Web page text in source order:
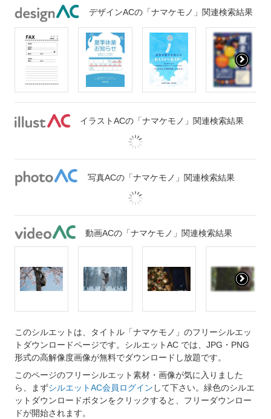
デザインACの「ナマケモノ」関連検索結果
イラストACの「ナマケモノ」関連検索結果
写真ACの「ナマケモノ」関連検索結果
動画ACの「ナマケモノ」関連検索結果
このシルエットは、タイトル「ナマケモノ」のフリーシルエッ
トダウンロードページです。シルエットAC では、JPG・PNG
形式の高解像度画像が無料でダウンロードし放題です。
このページのフリーシルエット素材・画像が気に入りました
ら、まずシルエットAC会員ログイン して下さい。緑色のシルエ
ットダウンロードボタンをクリックすると、フリーダウンロー
ドが開始されます。